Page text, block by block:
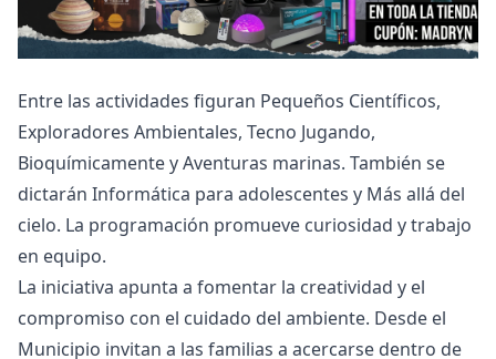
Entre las actividades figuran Pequeños Científicos,
Exploradores Ambientales, Tecno Jugando,
Bioquímicamente y Aventuras marinas. También se
dictarán Informática para adolescentes y Más allá del
cielo. La programación promueve curiosidad y trabajo
en equipo.
La iniciativa apunta a fomentar la creatividad y el
compromiso con el cuidado del ambiente. Desde el
Municipio invitan a las familias a acercarse dentro de